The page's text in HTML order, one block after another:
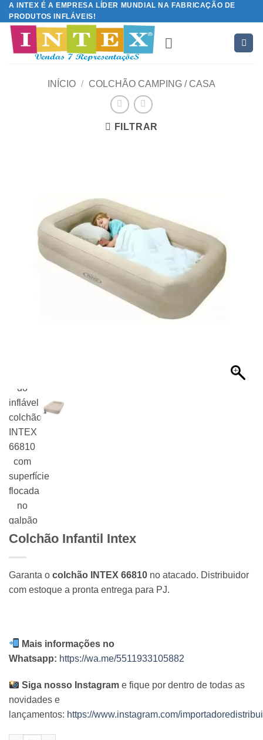
Skip
to
content
A INTEX É A EMPRESA LÍDER MUNDIAL NA FABRICAÇÃO DE
PRODUTOS INFLÁVEIS!
INÍCIO / COLCHÃO CAMPING / CASA
FILTRAR
Colchão Infantil Intex
Garanta o colchão INTEX 66810 no atacado. Distribuidor
com estoque a pronta entrega para PJ.
Mais informações no
Whatsapp: https://wa.me/5511933105882
Siga nosso Instagram e fique por dentro de todas as
novidades e
lançamentos: https://www.instagram.com/